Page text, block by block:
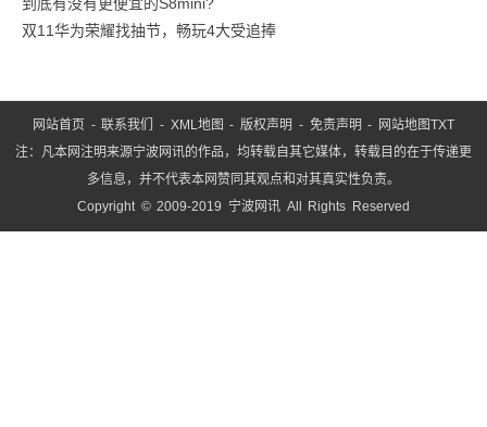
目
党
双11华为荣耀找抽节，畅玩4大受追捧
网站首页 -联系我们 - XML地图 -版权声明 - 免责声明 - 网站地图TXT
注：凡本网注明来源宁波网讯的作品，均转载自其它媒体，转载目的在于传递更
多信息，并不代表本网赞同其观点和对其真实性负责。
Copyright © 2009-2019 宁波网讯 All Rights Reserved